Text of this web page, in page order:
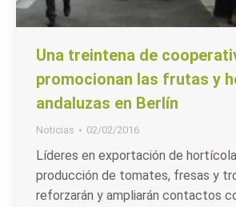
Una treintena de
promocionan las frutas y
andaluzas en Berlín
Noticias 02/02/2016
Líderes en exportación de
producción de tomates, fresas y
reforzarán y ampliarán contactos